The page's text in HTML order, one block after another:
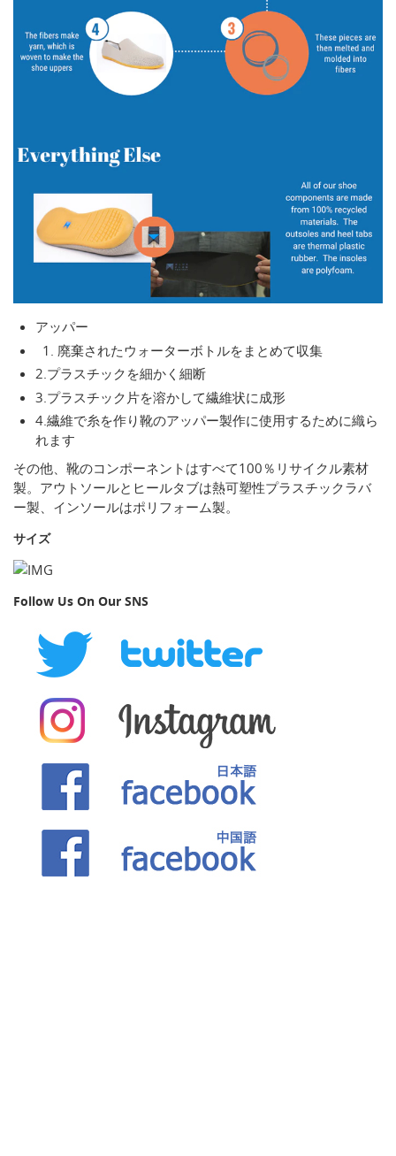
アッパー
廃棄されたウォーターボトルをまとめて収集
2.プラスチックを細かく細断
3.プラスチック片を溶かして繊維状に成形
4.繊維で糸を作り靴のアッパー製作に使用するために織ら
れます
その他、靴のコンポーネントはすべて100％リサイクル素材
製。アウトソールとヒールタブは熱可塑性プラスチックラバ
ー製、インソールはポリフォーム製。
サイズ
Follow Us On Our SNS